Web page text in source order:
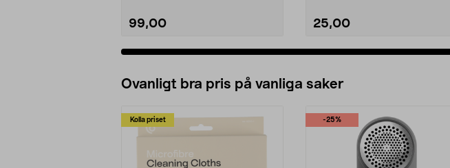
99,00 25,00
Ovanligt bra pris på vanliga saker
Kolla priset -25%